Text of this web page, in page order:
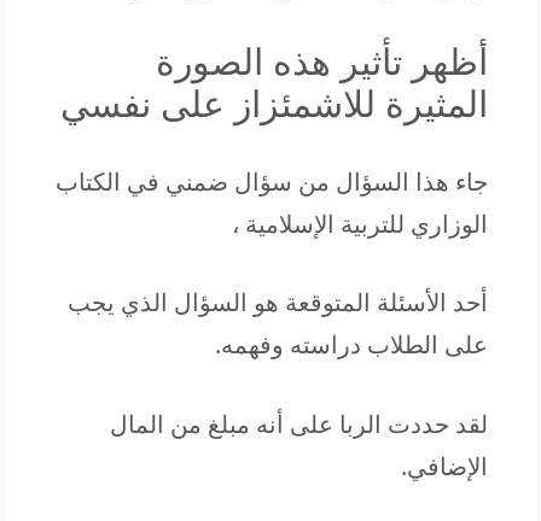
أظهر تأثير هذه الصورة
المثيرة للاشمئزاز على نفسي
جاء هذا السؤال من سؤال ضمني في الكتاب
الوزاري للتربية الإسلامية ،
أحد الأسئلة المتوقعة هو السؤال الذي يجب
على الطلاب دراسته وفهمه.
لقد حددت الربا على أنه مبلغ من المال
الإضافي.